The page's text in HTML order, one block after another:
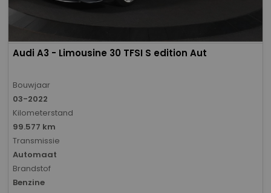
Audi A3 - Limousine 30 TFSI S edition Aut
Bouwjaar
03-2022
Kilometerstand
99.577 km
Transmissie
Automaat
Brandstof
Benzine